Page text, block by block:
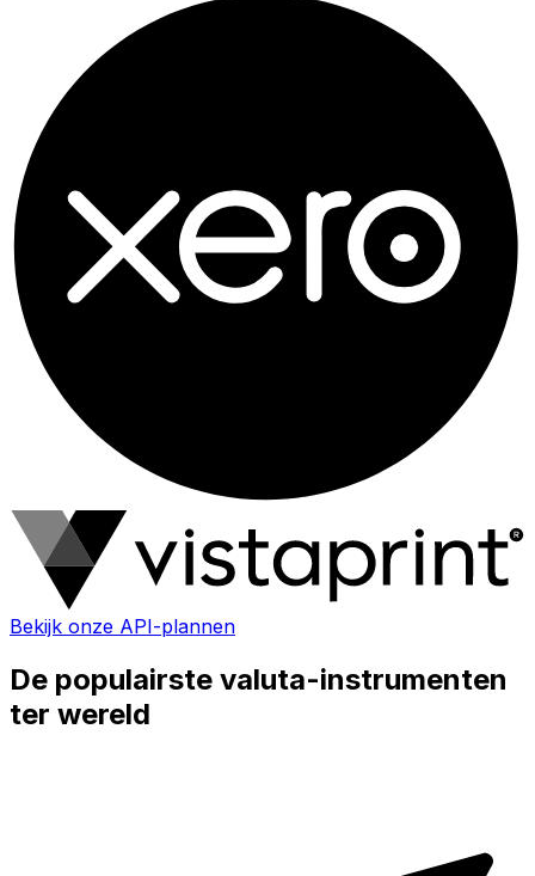
Bekijk onze API-plannen
De populairste valuta-instrumenten
ter wereld